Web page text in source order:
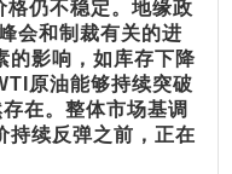
格仍不稳定。地缘政
会和制裁有关的进
的影响，如库存下降
原油能够持续突破
在。整体市场基调
持续反弹之前，正在